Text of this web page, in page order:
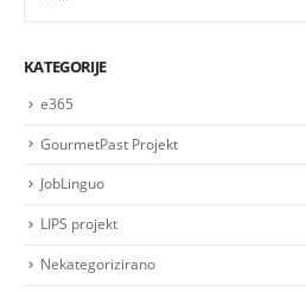
KATEGORIJE
e365
GourmetPast Projekt
JobLinguo
LIPS projekt
Nekategorizirano